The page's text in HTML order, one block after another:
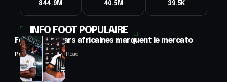
844.9M 40.5M 39.5K
INFO FOOT POPULAIRE
Football : 2 stars africaines marquent le mercato
Panafrofoot2 Min Read